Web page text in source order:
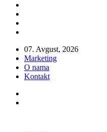
07. Avgust, 2026
Marketing
O nama
Kontakt